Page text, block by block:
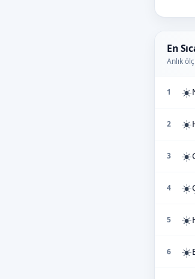
En
Anlık
1 ☀️
2 ☀️
3 ☀️
4 ☀️
5 ☀️
6 ☀️